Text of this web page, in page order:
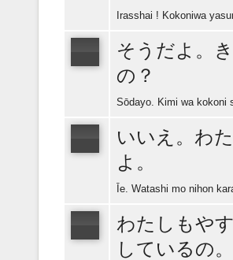
Irasshai ! Kokoniwa
そうだよ。
の？
Sōdayo. Kimi wa kokoni
いいえ。わ
よ。
Īe. Watashi mo nihon
わたしもや
しているの。